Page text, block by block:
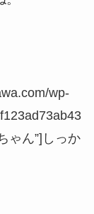
wp-
ゃん”]しっか